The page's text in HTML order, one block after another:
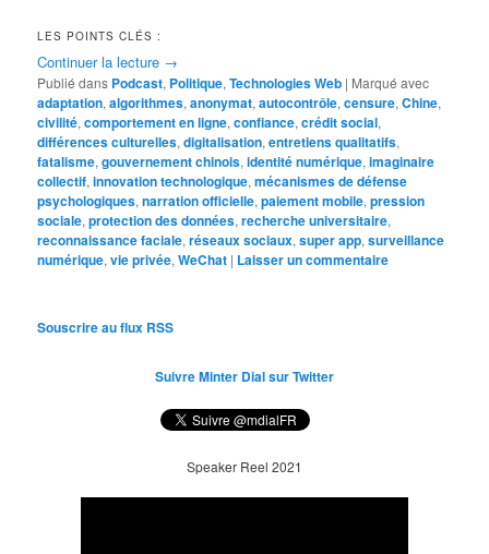
LES POINTS CLÉS :
Continuer la lecture →
Publié dans Podcast, Politique,Technologies Web | Marqué avec
adaptation,algorithmes,anonymat,autocontrôle,censure,Chine,
civilité,comportement en ligne,confiance,crédit social,
différences culturelles,digitalisation,entretiens qualitatifs,
fatalisme,gouvernement chinois,identité numérique,imaginaire
collectif,innovation technologique,mécanismes de défense
psychologiques,narration officielle,paiement mobile,pression
sociale,protection des données,recherche universitaire,
reconnaissance faciale,réseaux sociaux,super app,surveillance
numérique,vie privée,WeChat | Laisser un commentaire
Souscrire au flux RSS
Suivre Minter Dial sur Twitter
Speaker Reel 2021